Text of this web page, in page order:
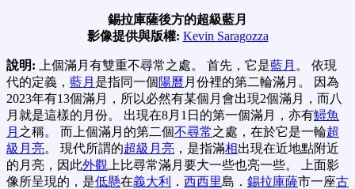
錫拉庫薩後方的超級藍月
影像提供與版權: Kevin Saragozza
說明: 上個滿月有雙重不尋常之處。 首先，它是藍月 。 依現
代的定義， 藍月 是指同一個陽曆 月份裡的第二輪滿月。 因為
2023年有13個滿月，所以必然有某個月會出現2個滿月，而八
月就是這樣的月份。 出現在8月1日的第一個滿月，亦有鱘魚
月 之稱。 而上個滿月的第二個不尋常之處，在於它是一輪超
級月亮。 現代所謂的超級月亮 ，是指滿相出現在近地點附近
的月亮，因此外觀 上比尋常滿月要大一些也亮一些。 上面影
像所呈現的，是低懸在義大利 ． 西西里島． 錫拉庫薩市一座古